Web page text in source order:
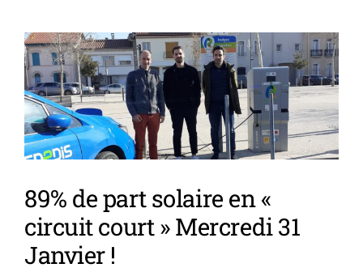
89% de part solaire en «
circuit court » Mercredi 31
Janvier !